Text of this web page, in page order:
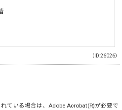
（ID:26026）
ている場合は、Adobe Acrobat(R)が必要で